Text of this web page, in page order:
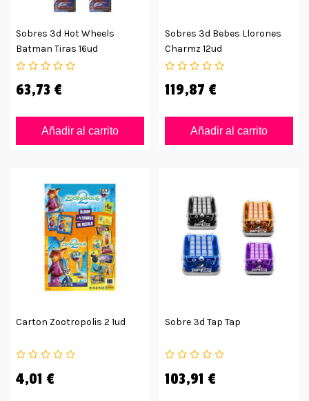
Sobres 3d Hot Wheels
Batman Tiras 16ud
63,73 €
Añadir al carrito
Sobres 3d Bebes Llorones
Charmz 12ud
119,87 €
Añadir al carrito
Carton Zootropolis 2 1ud
4,01 €
Sobre 3d Tap Tap
103,91 €